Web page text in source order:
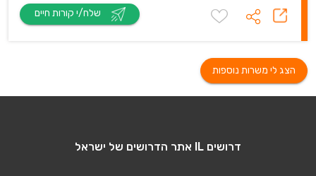
הצג לי משרות נוספות
דרושים IL אתר הדרושים של ישראל